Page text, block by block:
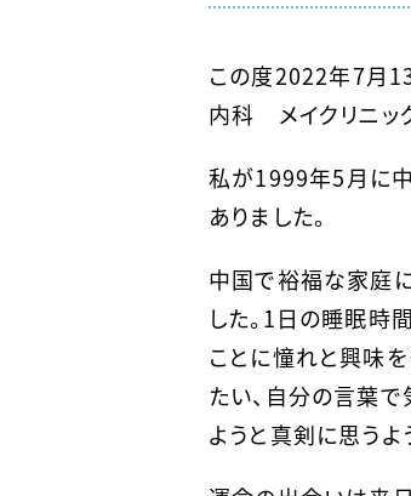
この度2022年7月
内科 メイクリニッ
私が1999年5月に
ありました。
中国で裕福な家庭
した。1日の睡眠時
ことに憧れと興味
たい、自分の言葉
ようと真剣に思うよ